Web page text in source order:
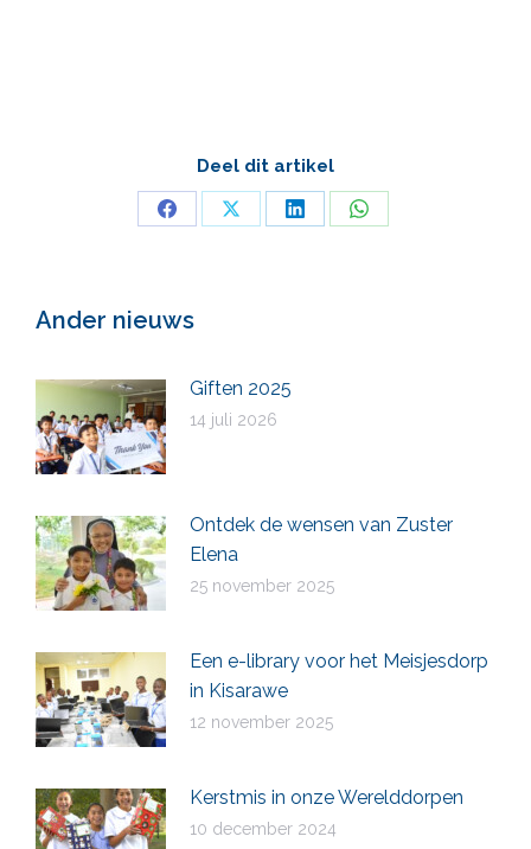
Deel dit artikel
Deel
Deel
Deel
Deel
Ander nieuws
Giften 2025
14 juli 2026
Ontdek de wensen van Zuster
Elena
25 november 2025
Een e-library voor het Meisjesdorp
in Kisarawe
12 november 2025
Kerstmis in onze Werelddorpen
10 december 2024